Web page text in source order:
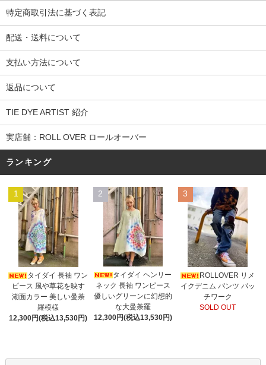
特定商取引法に基づく表記
配送・送料について
支払い方法について
返品について
TIE DYE ARTIST 紹介
実店舗：ROLL OVER ロールオーバー
ランキング
1
タイダイ 長袖 ワン
ピース 風や草花を映す
湖面カラー 美しい曼荼
羅模様
12,300円(税込13,530円)
2
タイダイ ヘンリー
ネック 長袖 ワンピース
優しいグリーンに幻想的
な大曼荼羅
12,300円(税込13,530円)
3
ROLLOVER リメ
イクデニム パンツ パッ
チワーク
SOLD OUT